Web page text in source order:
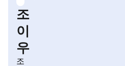
조
이
우
조